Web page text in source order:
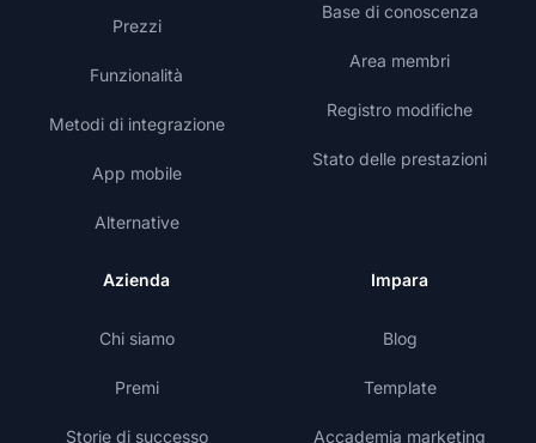
Prezzi
Funzionalità
Metodi di integrazione
App mobile
Alternative
Base di conoscenza
Area membri
Registro modifiche
Stato delle prestazioni
Azienda
Chi siamo
Premi
Storie di successo
Impara
Blog
Template
Accademia marketing